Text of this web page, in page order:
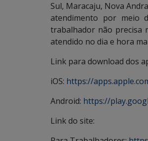
Sul, Maracaju, Nova
atendimento por meio
trabalhador não precisa
atendido no dia e hora
Link para download dos
iOS: https://
Android: https://
Link do site: